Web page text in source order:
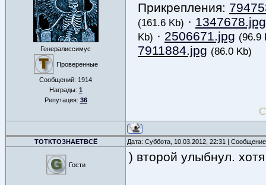
Генералиссимус
Проверенные
Сообщений: 1914
Награды: 1
Репутация: 36
Прикрепления:
(161.6 Kb) · 1347678.jpg
Kb) · 2506671.jpg (96.9
7911884.jpg (86.0 Kb)
ТОТКТОЗНАЕТВСЁ Дата: Суббота, 10.03.2012, 22:31 |
Гости
) второй улыбнул.